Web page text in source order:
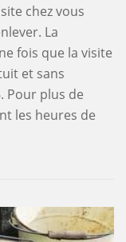
chez vous
La
fois que la visite
et sans
Pour plus de
les heures de